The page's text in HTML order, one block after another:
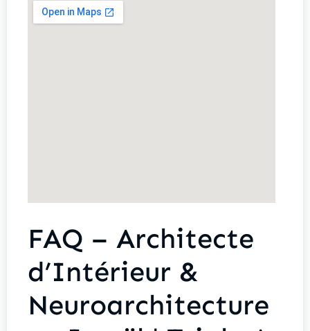
FAQ – Architecte
d’Intérieur &
Neuroarchitecture